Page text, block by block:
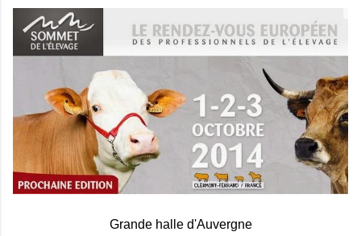
Grande halle d'Auvergne